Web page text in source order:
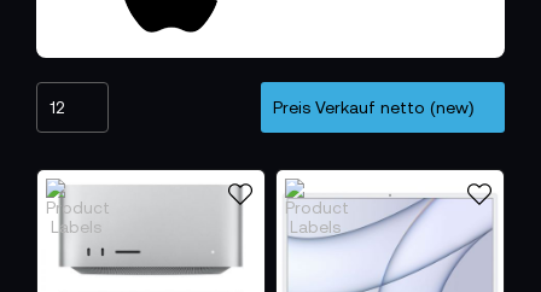
Ästhetik, Nachhaltigkeit und Perfektion im Detail.
Für Filmschaffende, Fotografen, Musiker und
Designer ist
das Werkzeug, das Visionen
Wirklichkeit werden lässt. Das Zusammenspiel von
Hard- und Software – vom
M3-ChipübermacOS
bis zuFinal Cut Pro Logic Pro– schafft ein
nahtloses Ökosystem, das Produktivität und